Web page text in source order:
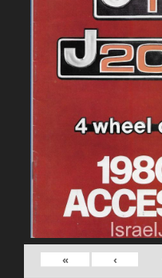
›
»